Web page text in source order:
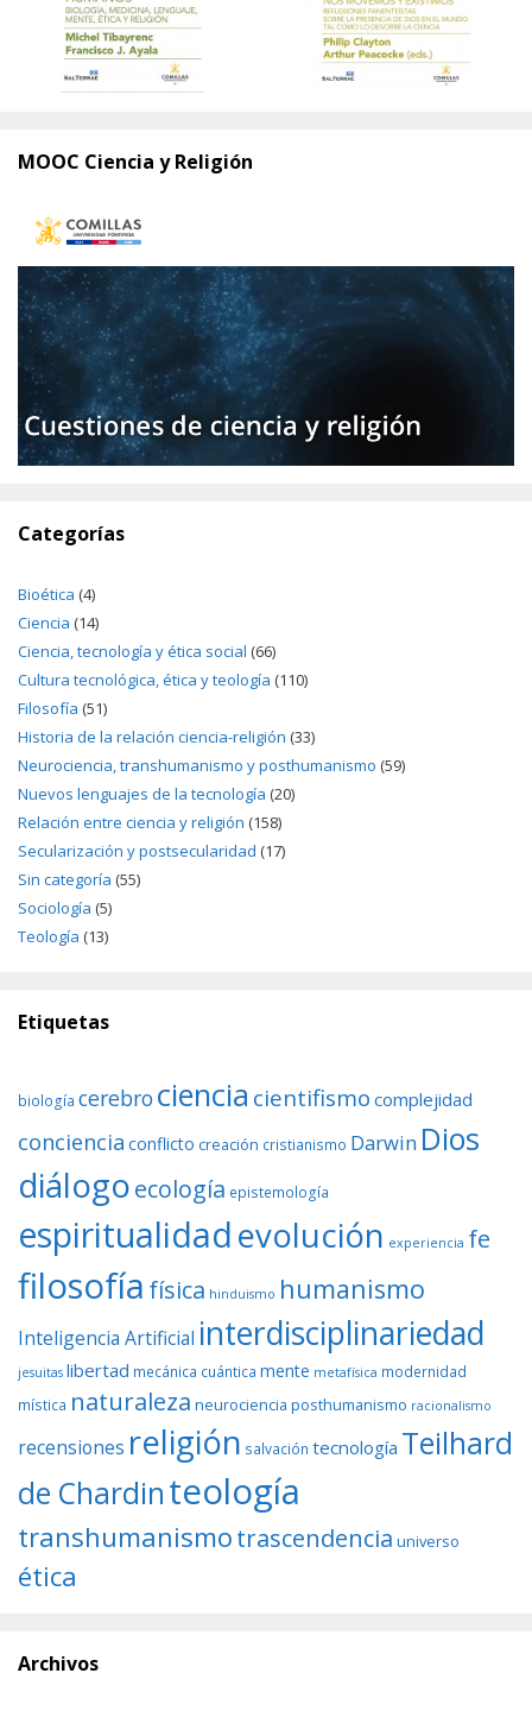
MOOC Ciencia y Religión
Categorías
Bioética (4)
Ciencia (14)
Ciencia, tecnología y ética social (66)
Cultura tecnológica, ética y teología (110)
Filosofía (51)
Historia de la relación ciencia-religión (33)
Neurociencia, transhumanismo y posthumanismo (59)
Nuevos lenguajes de la tecnología (20)
Relación entre ciencia y religión (158)
Secularización y postsecularidad (17)
Sin categoría (55)
Sociología (5)
Teología (13)
Etiquetas
biología cerebro ciencia cientifismo complejidad
conciencia conflicto creación cristianismo Darwin Dios
diálogoecología epistemología
espiritualidadevolución experiencia fe
filosofía física hinduismo humanismo
Inteligencia Artificial interdisciplinariedad
jesuitas libertad mecánica cuántica mente metafísica modernidad
mística naturaleza neurociencia posthumanismo racionalismo
recensiones religión salvación tecnología Teilhard
de Chardinteología
transhumanismotrascendencia universo
ética
Archivos